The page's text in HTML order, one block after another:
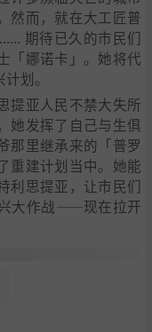
然而，就在大工匠普
期待已久的市民们
「娜诺卡」。她将代
划。
提亚人民不禁大失所
她发挥了自己与生俱
那里继承来的「普罗
重建计划当中。她能
利思提亚，让市民们
大作战——现在拉开